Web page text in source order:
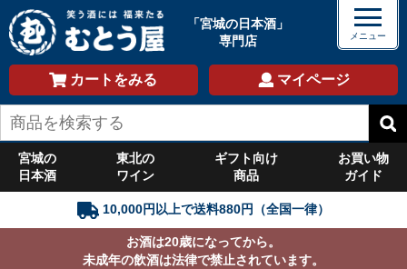
「宮城の日本酒」
専門店
カートをみる マイページ
宮城の
日本酒
東北の
ワイン
ギフト向け
商品
お買い物
ガイド
10,000円以上で送料880円（全国一律）
お酒は20歳になってから。
未成年の飲酒は法律で禁止されています。